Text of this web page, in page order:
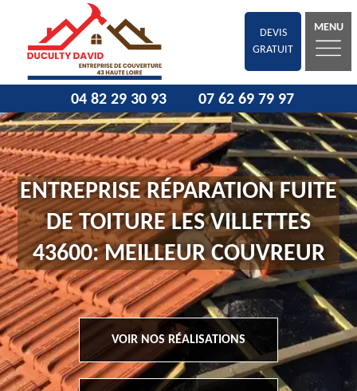
DEVIS
GRATUIT
MENU
04 82 29 30 93 07 62 69 79 97
ENTREPRISE RÉPARATION FUITE
DE TOITURE LES VILLETTES
43600: MEILLEUR COUVREUR
VOIR NOS RÉALISATIONS